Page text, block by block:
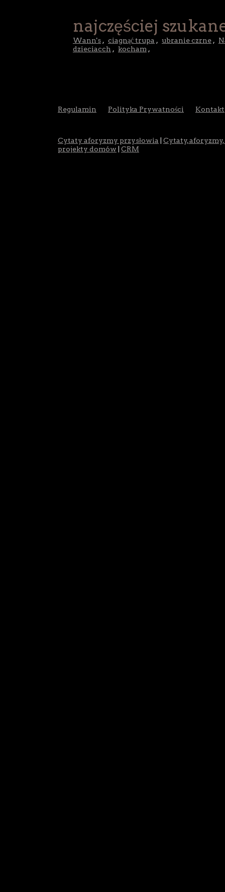
najczęściej
Wann's , ciagnąć trupa , ubranie czrne ,
dzieciacch , kocham ,
Regulamin Polityka Prywatności Kontakt
Cytaty aforyzmy przysłowia
Cytaty,
projekty domów
CRM